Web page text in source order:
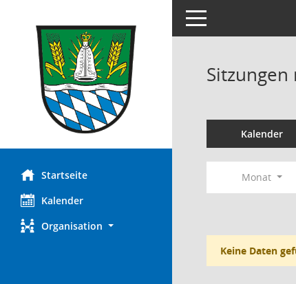
Startseite
Kalender
Organisation
Toggle navigation
Kalender
Monat
Keine Daten